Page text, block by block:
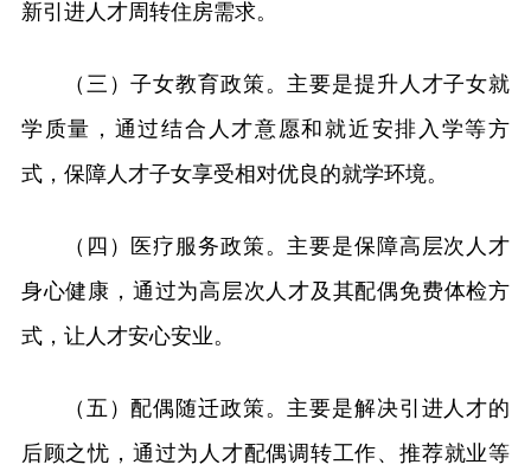
新引进人才周转住房需求。
（三）子女教育政策。主要是提升人才子女就
学质量，通过结合人才意愿和就近安排入学等方
式，保障人才子女享受相对优良的就学环境。
（四）医疗服务政策。主要是保障高层次人才
身心健康，通过为高层次人才及其配偶免费体检方
式，让人才安心安业。
（五）配偶随迁政策。主要是解决引进人才的
后顾之忧，通过为人才配偶调转工作、推荐就业等